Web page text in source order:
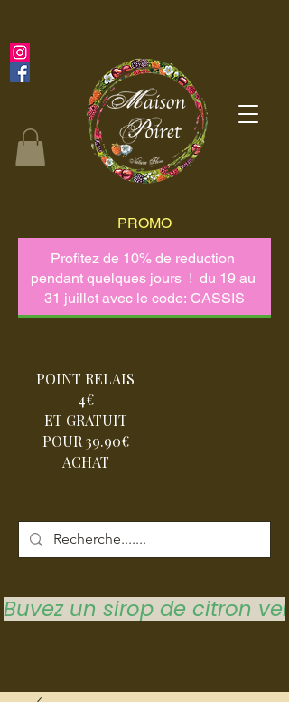
POINT RELAIS
4€
ET GRATUIT
POUR 39.90€
ACHAT
Buvez un sirop de citron
PROMO